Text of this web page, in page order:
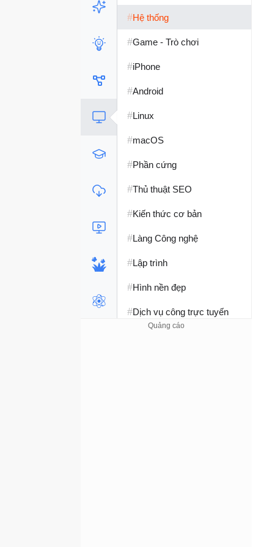
#Hệ thống
#Game - Trò chơi
#iPhone
#Android
#Linux
#macOS
#Phần cứng
#Thủ thuật SEO
#Kiến thức cơ bản
#Làng Công nghệ
#Lập trình
#Hình nền đẹp
#Dịch vụ công trực tuyến